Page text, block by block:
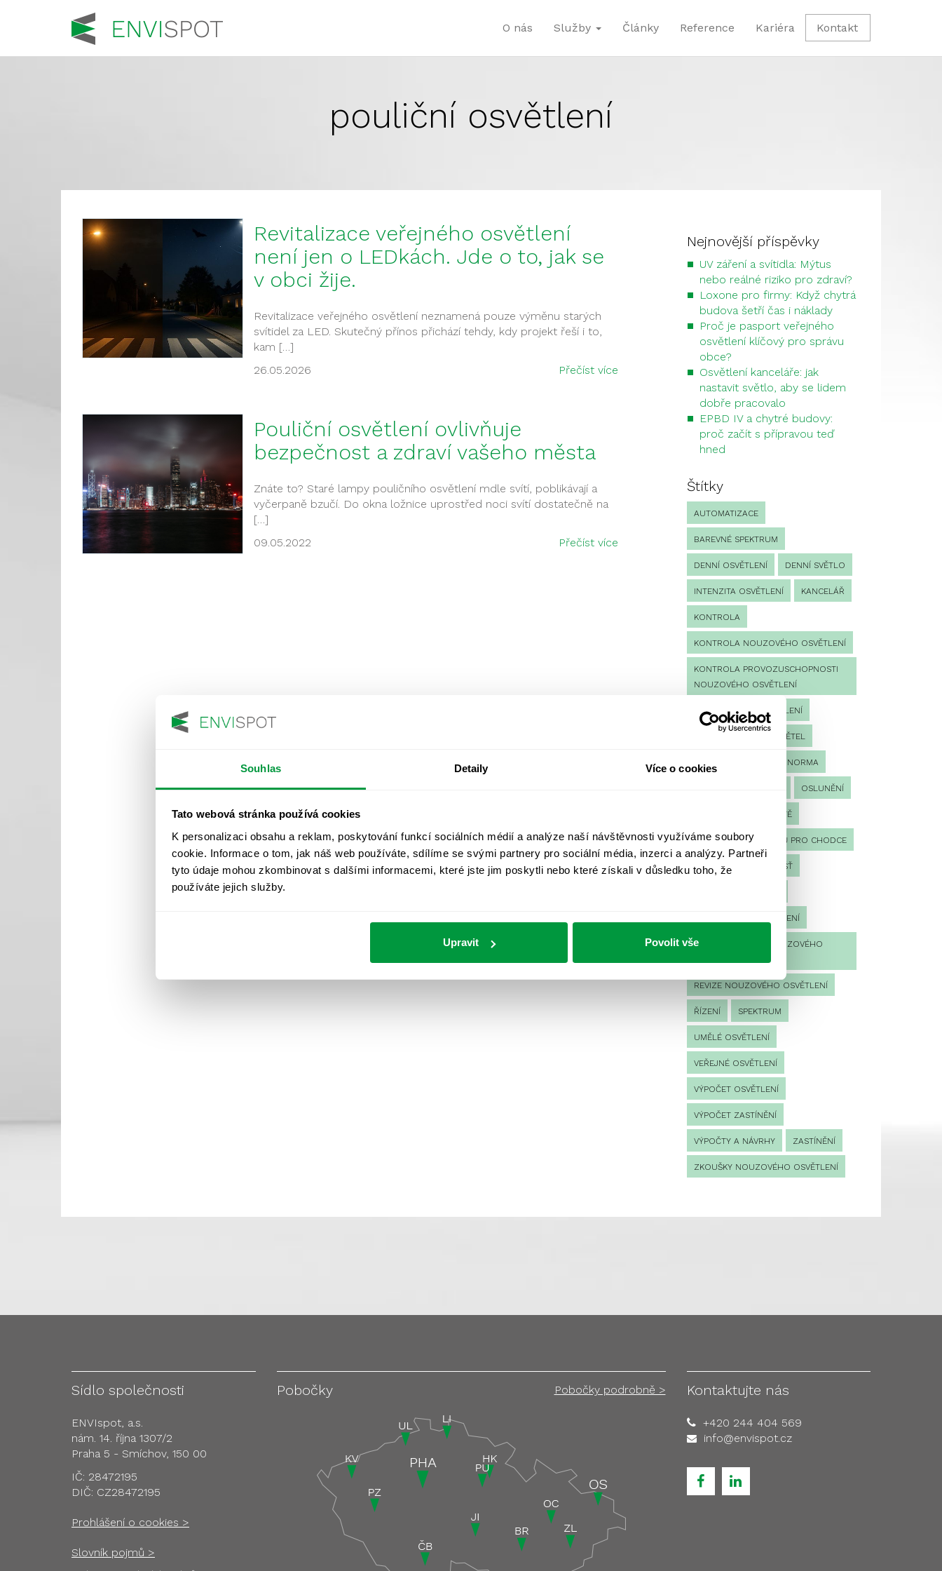
Souhlas Detaily Více o cookies
Tato webová stránka používá cookies
K personalizaci obsahu a reklam, poskytování funkcí sociálních médií a analýze naší návštěvnosti využíváme soubory
cookie. Informace o tom, jak náš web používáte, sdílíme se svými partnery pro sociální média, inzerci a analýzy. Partneři
tyto údaje mohou zkombinovat s dalšími informacemi, které jste jim poskytli nebo které získali v důsledku toho, že
používáte jejich služby.
Upravit Povolit vše
O nás Služby Články Reference Kariéra Kontakt
pouliční osvětlení
Revitalizace veřejného osvětlení
není jen o LEDkách. Jde o to, jak se
v obci žije.
Revitalizace veřejného osvětlení neznamená pouze výměnu starých
svítidel za LED. Skutečný přínos přichází tehdy, kdy projekt řeší i to,
kam […]
26.05.2026
Přečíst více
Pouliční osvětlení ovlivňuje
bezpečnost a zdraví vašeho města
Znáte to? Staré lampy pouličního osvětlení mdle svítí, poblikávají a
vyčerpaně bzučí. Do okna ložnice uprostřed noci svítí dostatečně na
[…]
09.05.2022
Přečíst více
Nejnovější příspěvky
UV záření a svítidla: Mýtus
nebo reálné riziko pro zdraví?
Loxone pro firmy: Když chytrá
budova šetří čas i náklady
Proč je pasport veřejného
osvětlení klíčový pro správu
obce?
Osvětlení kanceláře: jak
nastavit světlo, aby se lidem
dobře pracovalo
EPBD IV a chytré budovy:
proč začít s přípravou teď
hned
Štítky
AUTOMATIZACE
BAREVNÉ SPEKTRUM
DENNÍ OSVĚTLENÍ DENNÍ SVĚTLO
INTENZITA OSVĚTLENÍ KANCELÁŘ
KONTROLA
KONTROLA NOUZOVÉHO OSVĚTLENÍ
KONTROLA PROVOZUSCHOPNOSTI
NOUZOVÉHO OSVĚTLENÍ
LED NOUZOVÉ OSVĚTLENÍ
MĚŘENÍ SVĚTEL
NÁVRH OSVĚTLENÍ NORMA
OSLUNĚNÍ
OSVĚTLENÍ PRACOVIŠTĚ
OSVĚTLENÍ PŘECHODŮ PRO CHODCE
OSVĚTLENÍ SPORTOVIŠŤ
PROTIPANICKÉ OSVĚTLENÍ
PROVOZNÍ DENÍK NOUZOVÉHO
REVIZE NOUZOVÉHO OSVĚTLENÍ
ŘÍZENÍ SPEKTRUM
UMĚLÉ OSVĚTLENÍ
VEŘEJNÉ OSVĚTLENÍ
VÝPOČET OSVĚTLENÍ
VÝPOČET ZASTÍNĚNÍ
VÝPOČTY A NÁVRHY ZASTÍNĚNÍ
ZKOUŠKY NOUZOVÉHO OSVĚTLENÍ
Sídlo společnosti
ENVIspot, a.s.
nám. 14. října 1307/2
Praha 5 - Smíchov, 150 00
IČ: 28472195
DIČ: CZ28472195
Prohlášení o cookies >
Slovník pojmů >
Pobočky Pobočky podrobně > Kontaktujte nás
+420 244 404 569
info@envispot.cz